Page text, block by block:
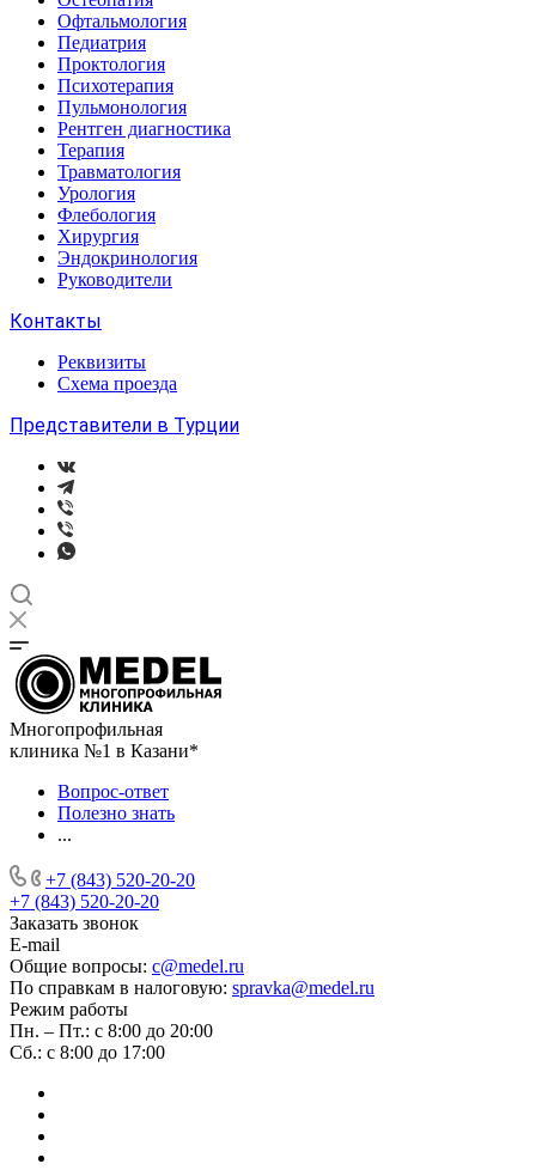
Офтальмология
Педиатрия
Проктология
Психотерапия
Пульмонология
Рентген диагностика
Терапия
Травматология
Урология
Флебология
Хирургия
Эндокринология
Руководители
Контакты
Реквизиты
Схема проезда
Представители в Турции
Многопрофильная
клиника №1 в Казани*
Вопрос-ответ
Полезно знать
...
+7 (843) 520-20-20
+7 (843) 520-20-20
Заказать звонок
E-mail
Общие вопросы: c@medel.ru
По справкам в налоговую: spravka@medel.ru
Режим работы
Пн. – Пт.: с 8:00 до 20:00
Сб.: с 8:00 до 17:00